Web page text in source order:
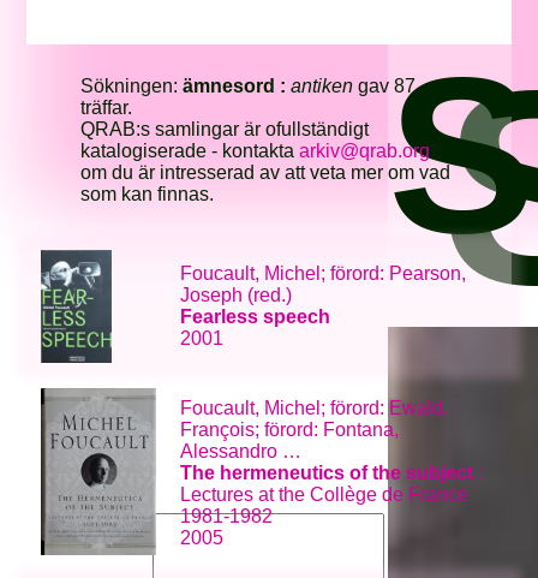
Sökningen:ämnesord :antiken gav 87
träffar.
QRAB:s samlingar är ofullständigt
katalogiserade - kontaktaarkiv@qrab.org
om du är intresserad av att veta mer om vad
som kan finnas.
Foucault, Michel; förord: Pearson,
Joseph (red.)
Fearless speech
2001
Foucault, Michel; förord: Ewald,
François; förord: Fontana,
Alessandro …
The hermeneutics of the subject :
Lectures at the Collège de France
1981-1982
2005